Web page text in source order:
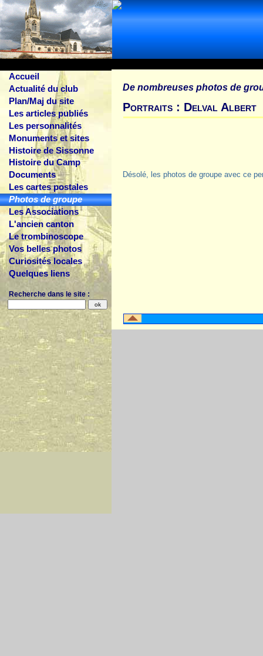
Accueil
Actualité du club
Plan/Maj du site
Les articles publiés
Les personnalités
Monuments et sites
Histoire de Sissonne
Histoire du Camp
Documents
Les cartes postales
Photos de groupe
Les Associations
L'ancien canton
Le trombinoscope
Vos belles photos
Curiosités locales
Quelques liens
Recherche dans le site :
De nombreuses photos de
Portraits : Delval Albert
Désolé, les photos de groupe avec ce